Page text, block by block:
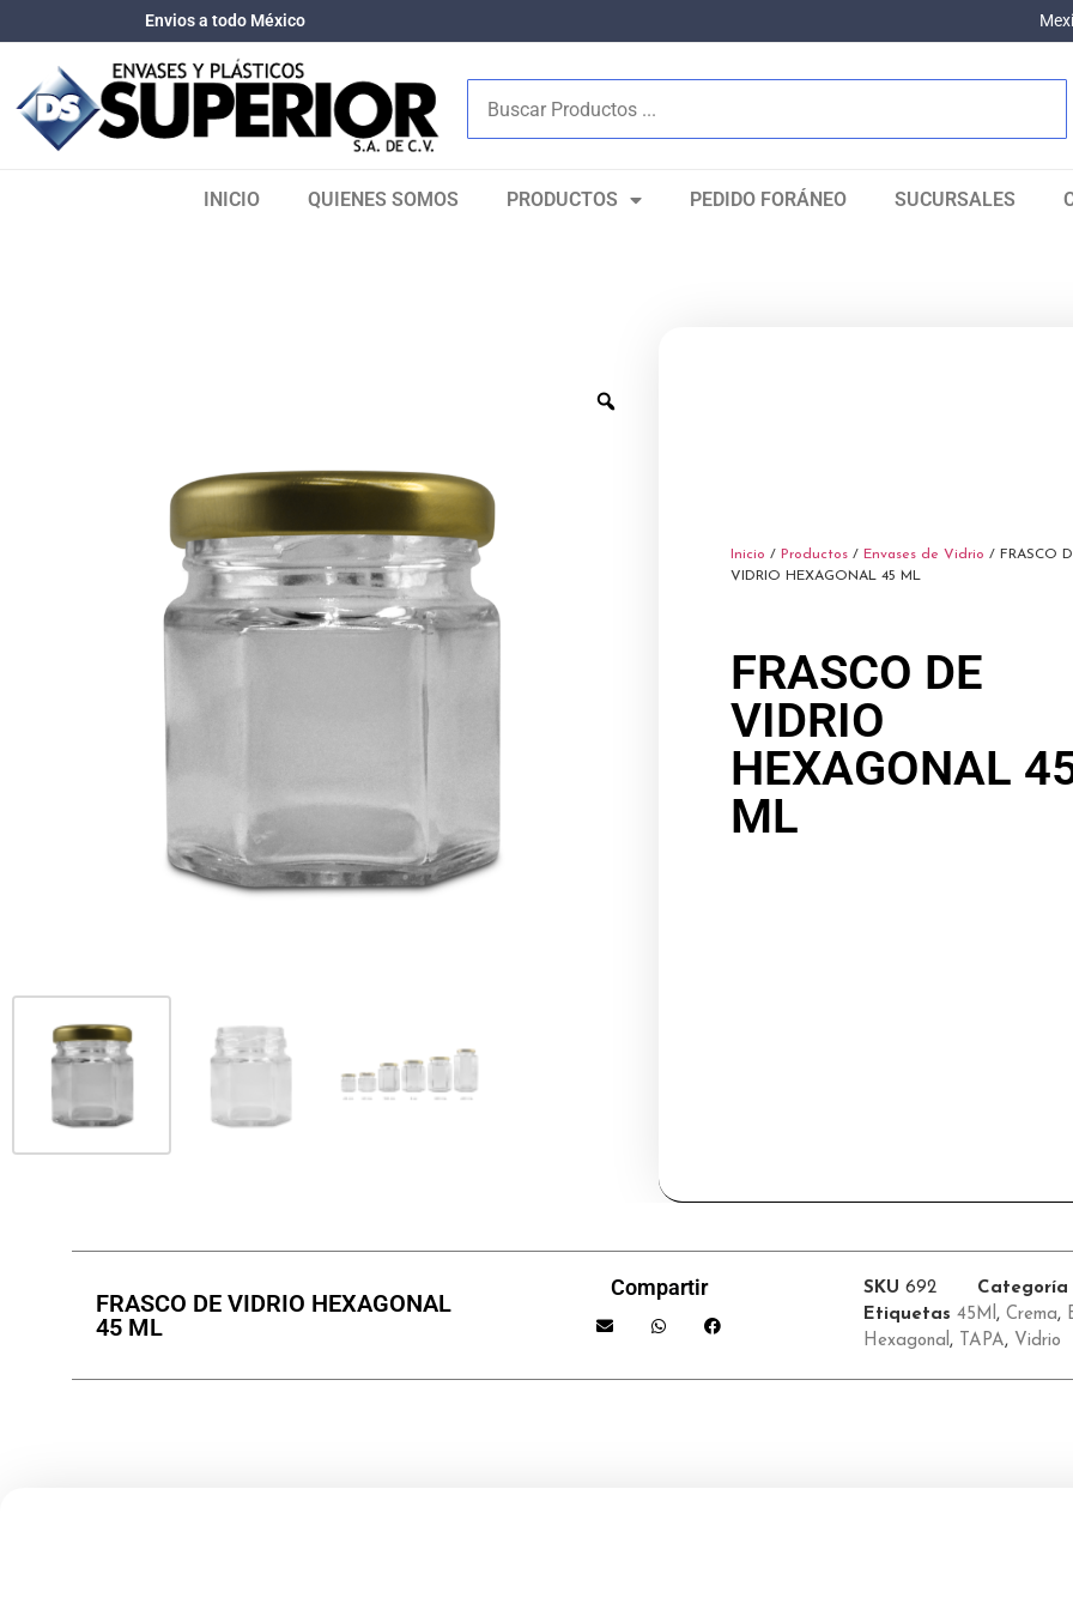
Envios a todo México
INICIO QUIENES SOMOS​ PRODUCTOS PEDIDO FORÁNEO SUCURSALES
Inicio / Productos / Envases de Vidrio / FRASCO
VIDRIO HEXAGONAL 45 ML
FRASCO DE
VIDRIO
HEXAGONAL
ML
FRASCO DE VIDRIO HEXAGONAL
45 ML
Compartir SKU 692
Categoría
Etiquetas 45Ml , Crema,
Hexagonal , TAPA, Vidrio